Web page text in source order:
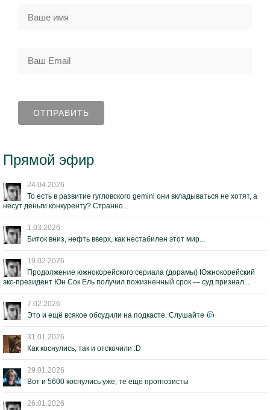
Прямой эфир
24.04.2026
То есть в развитие гугловского gemini они вкладываться не хотят, а
несут деньги конкуренту? Странно...
1.03.2026
Биток вниз, нефть вверх, как нестабилен этот мир...
19.02.2026
Продолжение южнокорейского сериала (дорамы) Южнокорейский
экс-президент Юн Сок Ёль получил пожизненный срок — суд признал...
7.02.2026
Это и ещё всякое обсудили на подкасте. Слушайте
31.01.2026
Как коснулись, так и отскочили :D
29.01.2026
Вот и 5600 коснулись уже; те ещё прогнозисты
26.01.2026